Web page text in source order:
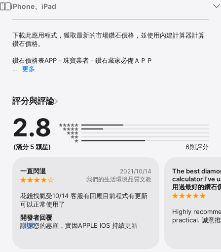
iPhone、iPad
下載此應用程式，獲取最新的市場鑽石價格，並使用內建計算器計算
鑽石價格。
鑽石價格表APP－珠寶業者－鑽石藏家必備ＡＰＰ
４．只需打入鑽石重量－選擇鑽石形狀－顏色－淨度－及折扣，本Ａ
ＰＰ立即幫您幫您計算該折扣的鑽石價錢
５．鑽石價錢完整分析－鑽石整顆原始價錢,折扣前後價格,以及表定每
６．同步搜尋臺灣一級鑽石業者相關等級之鑽石庫存及批發價錢並且
連線ＧＩＡ美國寶石學院取得鑽石證書明細,並可以轉寄資料給朋友參
考
８．有ＧＩＡ－ＨＲＤ－ＩＧＩ－ＡＧＳ－ＥＧＬ等鑽石證書之鑽石
更多
評分與評論
2.8
(滿分 5 顆星) 6則評分
一直閃退
2021/10/14
我們的生活環境品質文教
花錢找氣受10/14 客服有回應目前程式有更新
可以正常使用了
開發者回覆
謝謝您的惠顧，實因APPLE IOS 持續更新，我
更多
The best
calculator I've
用過最好的鑽石
Highly
practical. 誠意